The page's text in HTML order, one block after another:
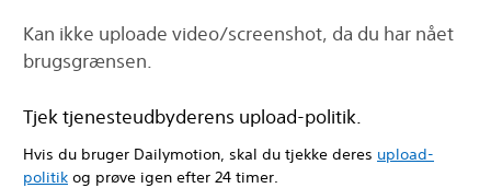
Kan ikke uploade video/screenshot, da du har nået
brugsgrænsen.
Tjek tjenesteudbyderens upload-politik.
Hvis du bruger Dailymotion, skal du tjekke deres upload-
politik og prøve igen efter 24 timer.